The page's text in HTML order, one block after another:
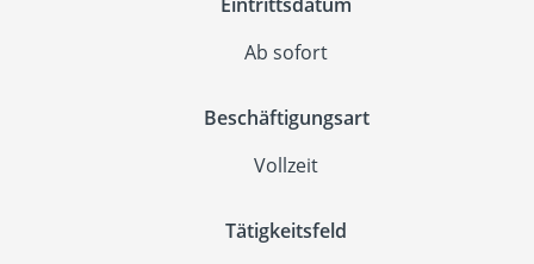
Ab sofort
Beschäftigungsart
Vollzeit
Tätigkeitsfeld